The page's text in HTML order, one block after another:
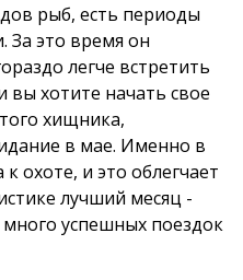
рыб, есть периоды
За это время он
легче встретить
вы хотите начать свое
хищника,
в мае. Именно в
охоте, и это облегчает
лучший месяц -
много успешных поездок